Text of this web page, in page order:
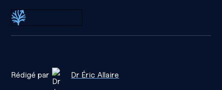
Dr Éric Allaire
Rédigé par Dr Éric Allaire